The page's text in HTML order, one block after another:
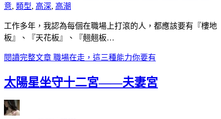
意, 類型, 高深, 高潮
工作多年，我認為每個在職場上打滾的人，都應該要有『樓地
板』、『天花板』、『翹翹板…
閱讀完整文章 職場在走，這三種能力你要有
太陽星坐守十二宮——夫妻宮